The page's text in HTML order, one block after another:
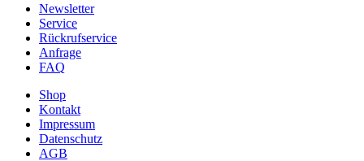
Newsletter
Service
Rückrufservice
Anfrage
FAQ
Shop
Kontakt
Impressum
Datenschutz
AGB